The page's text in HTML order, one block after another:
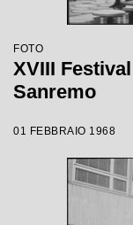
FOTO
XVIII
Sanremo
01 FEBBRAIO 1968